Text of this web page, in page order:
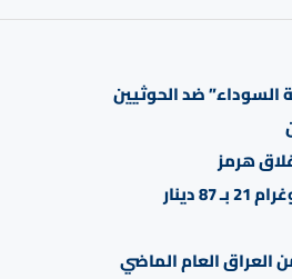
ضد الحوثيين
هرمز